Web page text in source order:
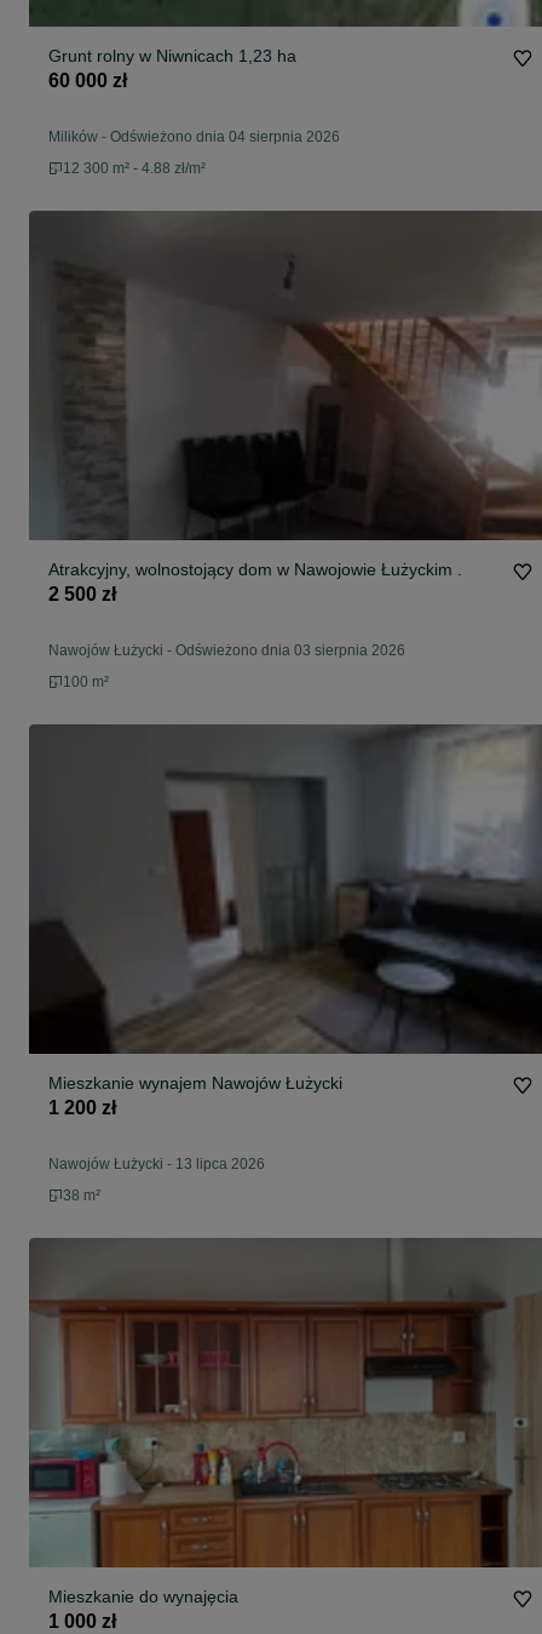
Grunt rolny w Niwnicach 1,23 ha
60 000 zł
Milików - Odświeżono dnia 04 sierpnia 2026
12 300 m² - 4.88 zł/m²
Atrakcyjny, wolnostojący dom w Nawojowie Łużyckim .
2 500 zł
Nawojów Łużycki - Odświeżono dnia 03 sierpnia 2026
100 m²
Mieszkanie wynajem Nawojów Łużycki
1 200 zł
Nawojów Łużycki - 13 lipca 2026
38 m²
Mieszkanie do wynajęcia
1 000 zł